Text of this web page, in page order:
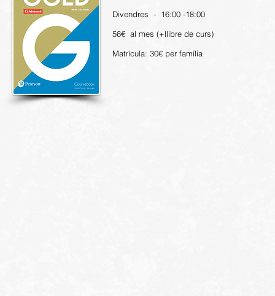
Divendres - 16:00 -18:00
56€ al mes (+llibre de curs)
Matrícula: 30€ per família